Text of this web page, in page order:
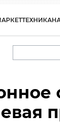
ТЕХНИКА